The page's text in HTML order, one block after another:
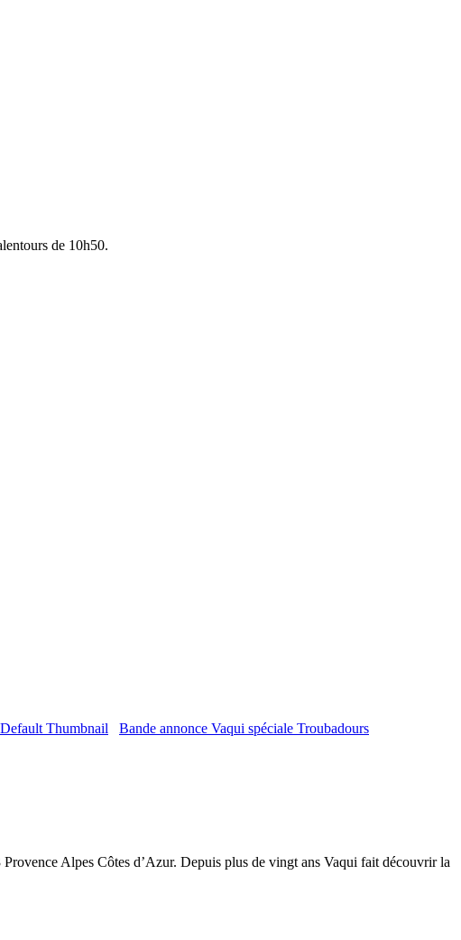
de 10h50.
Bande annonce Vaqui spéciale Troubadours
Alpes Côtes d’Azur. Depuis plus de vingt ans Vaqui fait découvrir la